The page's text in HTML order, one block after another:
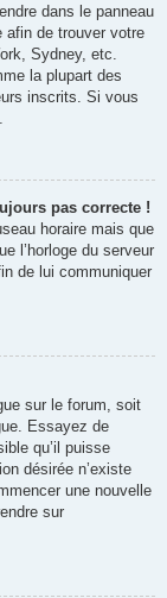
dans le panneau
afin de trouver votre
Sydney, etc.
la plupart des
inscrits. Si vous
pas correcte !
horaire mais que
l’horloge du serveur
de lui communiquer
sur le forum, soit
Essayez de
qu’il puisse
désirée n’existe
une nouvelle
sur